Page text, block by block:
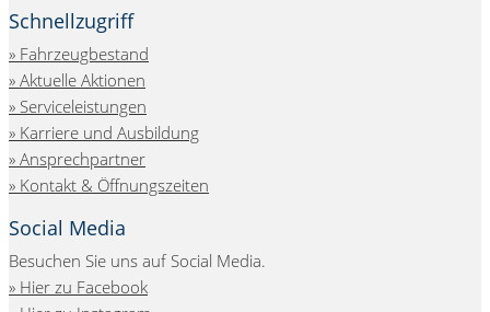
Schnellzugriff
Fahrzeugbestand
Aktuelle Aktionen
Serviceleistungen
Karriere und Ausbildung
Ansprechpartner
Kontakt & Öffnungszeiten
Social Media
Besuchen Sie uns auf Social Media.
Hier zu Facebook